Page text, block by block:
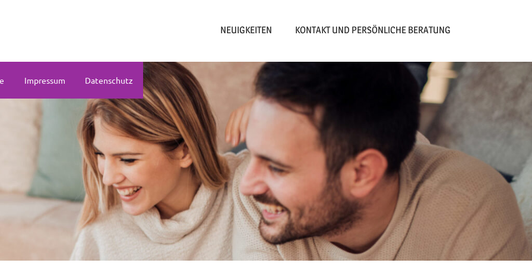
NEUIGKEITEN KONTAKT UND PERSÖNLICHE BERATUNG
Impressum Datenschutz